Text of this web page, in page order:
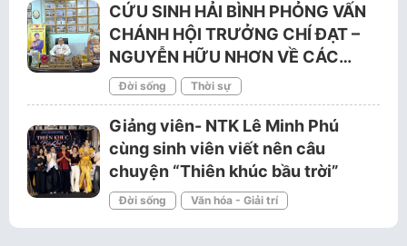
CỨU SINH HẢI BÌNH PHỎNG VẤN
CHÁNH HỘI TRƯỞNG CHÍ ĐẠT –
NGUYỄN HỮU NHƠN VỀ CÁC…
Đời sống Thời sự
Giảng viên- NTK Lê Minh Phú
cùng sinh viên viết nên câu
chuyện “Thiên khúc bầu trời”
Đời sống Văn hóa - Giải trí